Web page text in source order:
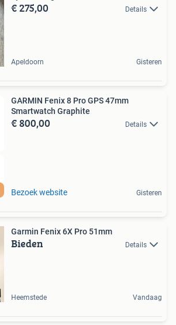
€ 275,00 Details
Apeldoorn Gisteren
GARMIN Fenix 8 Pro GPS 47mm
Smartwatch Graphite
€ 800,00 Details
Bezoek website Gisteren
Garmin Fenix 6X Pro 51mm
Bieden Details
Heemstede Vandaag